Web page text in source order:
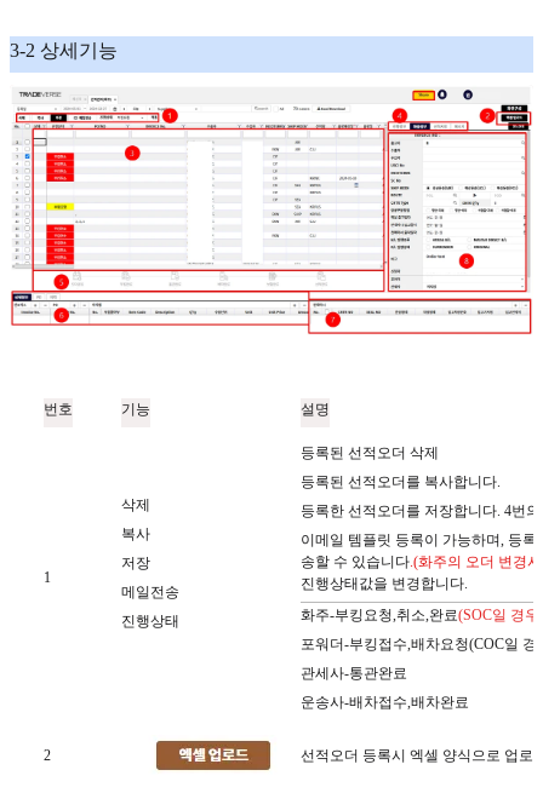
3-2 상세기능
번호 기능 설명
1
삭제
복사
저장
메일전송
진행상태
등록된 선적오더 삭제
등록된 선적오더를 복사합니다.
등록한 선적오더를 저장합니다. 4번
이메일 템플릿 등록이 가능하며, 등
송할 수 있습니다.(화주의 오더 변경
진행상태값을 변경합니다.
화주-부킹요청,취소,완료(SOC일 경
포워더-부킹접수,배차요청(COC일 경
관세사-통관완료
운송사-배차접수,배차완료
2 선적오더 등록시 엑셀 양식으로 업로